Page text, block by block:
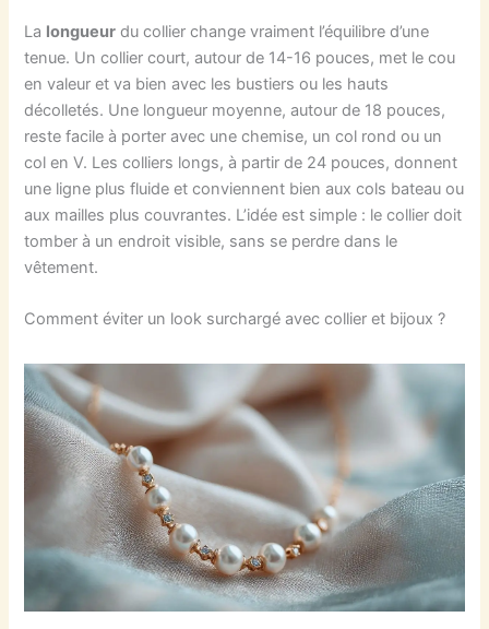
La longueur du collier change vraiment l’équilibre d’une
tenue. Un collier court, autour de 14-16 pouces, met le cou
en valeur et va bien avec les bustiers ou les hauts
décolletés. Une longueur moyenne, autour de 18 pouces,
reste facile à porter avec une chemise, un col rond ou un
col en V. Les colliers longs, à partir de 24 pouces, donnent
une ligne plus fluide et conviennent bien aux cols bateau ou
aux mailles plus couvrantes. L’idée est simple : le collier doit
tomber à un endroit visible, sans se perdre dans le
vêtement.
Comment éviter un look surchargé avec collier et bijoux ?